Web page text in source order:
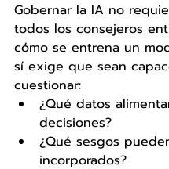
Gobernar la IA no
todos los consejeros
cómo se entrena un
sí exige que sean
cuestionar:
¿Qué datos
decisiones?
¿Qué sesgos
incorporados?